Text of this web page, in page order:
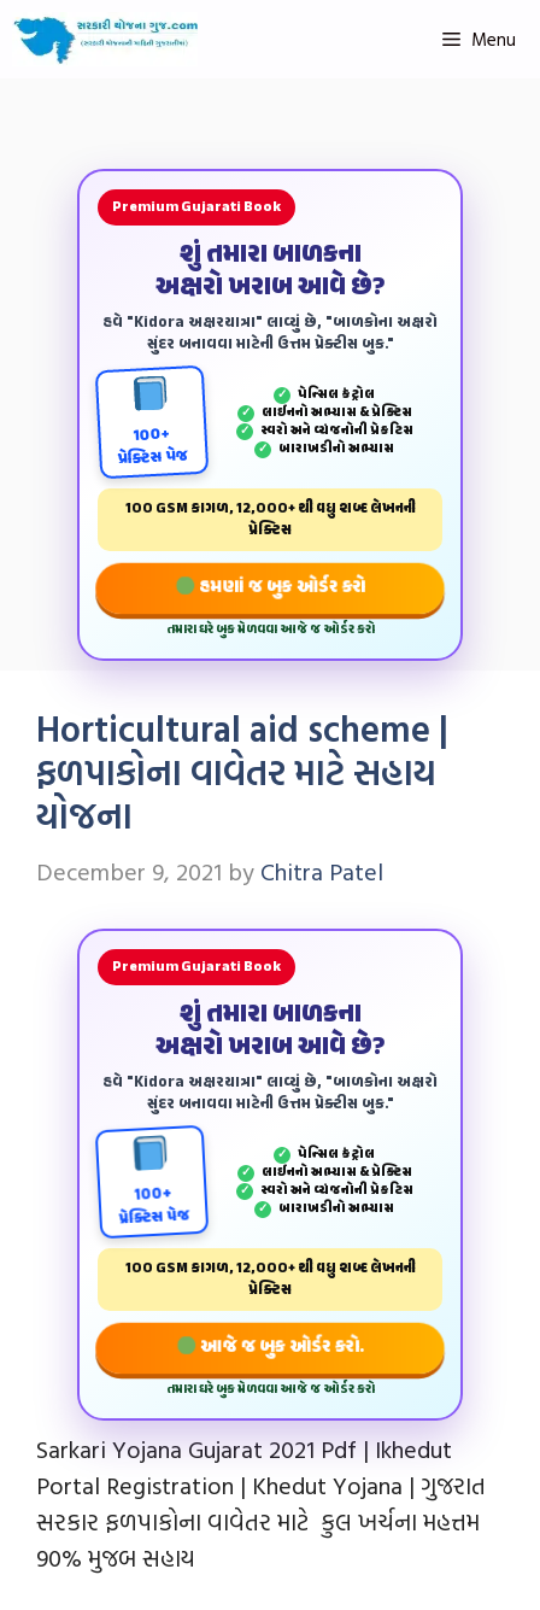
Menu
Premium Gujarati Book
શું તમારા બાળકના
અક્ષરો ખરાબ આવે છે?
હવે "Kidora અક્ષરયાત્રા" લાવ્યું છે, "બાળકોના અક્ષરો
સુંદર બનાવવા માટેની ઉત્તમ પ્રેક્ટીસ બુક."
100+
પ્રેક્ટિસ પેજ
✓ પેન્‍સિલ કંટ્રોલ
✓ લાઈનનો અભ્યાસ & પ્રેક્ટિસ
✓ સ્વરો અને વ્યંજનોની પ્રેકટિસ
✓ બારાખડીનો અભ્યાસ
100 GSM કાગળ, 12,000+ થી વધુ શબ્દ લેખનની
પ્રેક્ટિસ
હમણાં જ બુક ઓર્ડર કરો
તમારા ઘરે બુક મેળવવા આજે જ ઓર્ડર કરો
Horticultural aid scheme |
ફળપાકોના વાવેતર માટે સહાય
યોજના
December 9, 2021 by Chitra Patel
Premium Gujarati Book
શું તમારા બાળકના
અક્ષરો ખરાબ આવે છે?
હવે "Kidora અક્ષરયાત્રા" લાવ્યું છે, "બાળકોના અક્ષરો
સુંદર બનાવવા માટેની ઉત્તમ પ્રેક્ટીસ બુક."
100+
પ્રેક્ટિસ પેજ
✓ પેન્‍સિલ કંટ્રોલ
✓ લાઈનનો અભ્યાસ & પ્રેક્ટિસ
✓ સ્વરો અને વ્યંજનોની પ્રેકટિસ
✓ બારાખડીનો અભ્યાસ
100 GSM કાગળ, 12,000+ થી વધુ શબ્દ લેખનની
પ્રેક્ટિસ
આજે જ બુક ઓર્ડર કરો.
તમારા ઘરે બુક મેળવવા આજે જ ઓર્ડર કરો
Sarkari Yojana Gujarat 2021 Pdf | Ikhedut
Portal Registration | Khedut Yojana | ગુજરાત
સરકાર ફળપાકોના વાવેતર માટે કુલ ખર્ચના મહત્તમ
90% મુજબ સહાય